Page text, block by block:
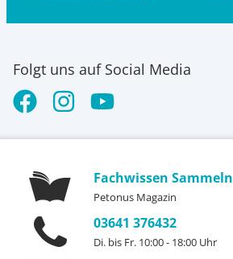
Folgt uns auf Social Media
Fachwissen Sammeln
Petonus Magazin
03641 376432
Di. bis Fr. 10:00 - 18:00 Uhr